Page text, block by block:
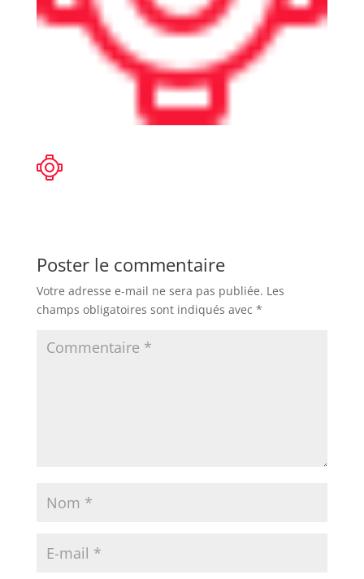
Poster le commentaire
Votre adresse e-mail ne sera pas publiée. Les
champs obligatoires sont indiqués avec *